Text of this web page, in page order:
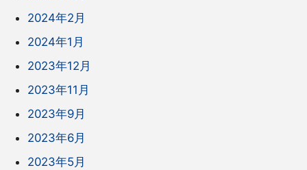
2024年2月
2024年1月
2023年12月
2023年11月
2023年9月
2023年6月
2023年5月